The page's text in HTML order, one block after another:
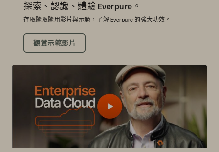
探索、認識、體驗 Everpure。
存取隨取隨用影片與示範，了解 Everpure 的強大功效。
觀賞示範影片